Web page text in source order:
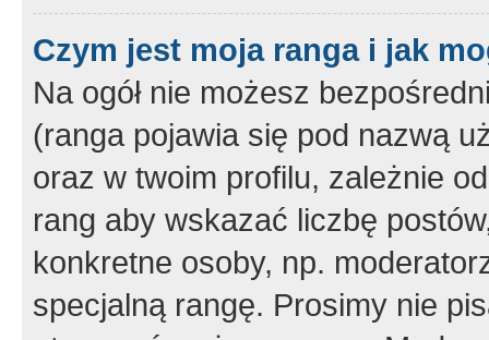
Czym jest moja ranga i jak
Na ogół nie możesz
(ranga pojawia się pod nazwą
oraz w twoim profilu, zależnie
rang aby wskazać liczbę
konkretne osoby, np.
specjalną rangę. Prosimy nie